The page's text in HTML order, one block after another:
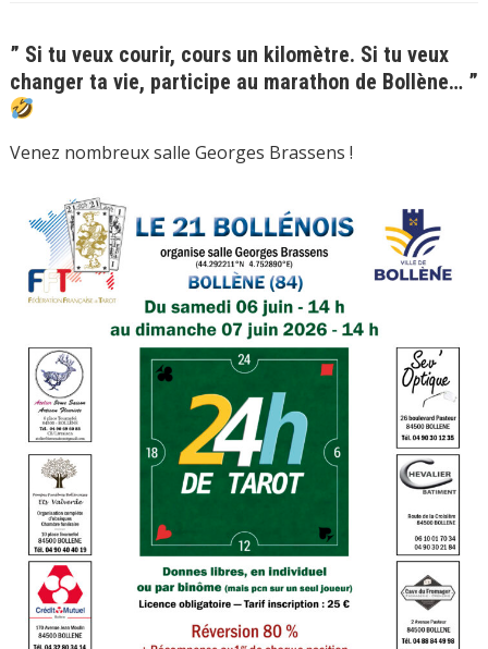
” Si tu veux courir, cours un kilomètre. Si tu veux
changer ta vie, participe au marathon de Bollène… ”
Venez nombreux salle Georges Brassens !